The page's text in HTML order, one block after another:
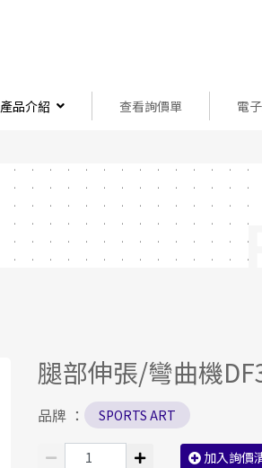
產品介紹 查看詢價單 電
腿部伸張/彎曲機
品牌 ： SPORTS ART
加入詢價